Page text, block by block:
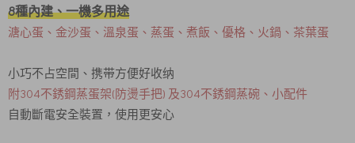
8種內建、一機多用途
溏心蛋、金沙蛋、溫泉蛋、蒸蛋、煮飯、優格、火鍋、茶葉蛋
小巧不占空間、携带方便好收纳
附304不銹鋼蒸蛋架(防燙手把) 及304不銹鋼蒸碗、小配件
自動斷電安全裝置，使用更安心